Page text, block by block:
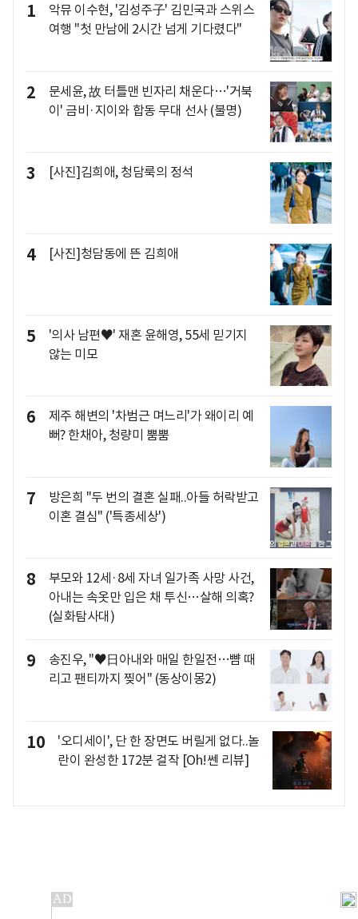
1
악뮤 이수현, '김성주子' 김민국과 스위스
여행 "첫 만남에 2시간 넘게 기다렸다"
2
문세윤, 故 터틀맨 빈자리 채운다…'거북
이' 금비·지이와 합동 무대 선사 (불명)
3 [사진]김희애, 청담룩의 정석
4 [사진]청담동에 뜬 김희애
5
'의사 남편♥' 재혼 윤해영, 55세 믿기지
않는 미모
6
제주 해변의 '차범근 며느리'가 왜이리 예
뻐? 한채아, 청량미 뿜뿜
7
방은희 "두 번의 결혼 실패..아들 허락받고
이혼 결심" ('특종세상')
8
부모와 12세·8세 자녀 일가족 사망 사건,
아내는 속옷만 입은 채 투신…살해 의혹?
(실화탐사대)
9
송진우, "♥日아내와 매일 한일전…뺨 때
리고 팬티까지 찢어" (동상이몽2)
10
'오디세이', 단 한 장면도 버릴게 없다..놀
란이 완성한 172분 걸작 [Oh!쎈 리뷰]